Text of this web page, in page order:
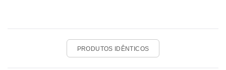
PRODUTOS IDÊNTICOS